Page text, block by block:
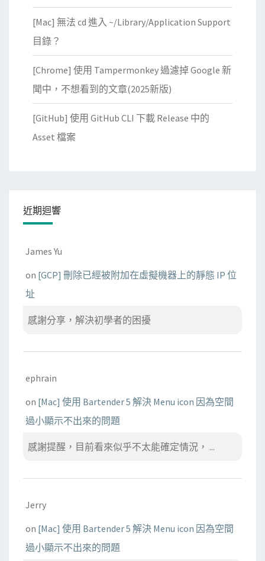
[Mac] 無法 cd 進入 ~/Library/Application Support
目錄？
[Chrome] 使用 Tampermonkey 過濾掉 Google 新
聞中，不想看到的文章(2025新版)
[GitHub] 使用 GitHub CLI 下載 Release 中的
Asset 檔案
近期迴響
James Yu
on [GCP] 刪除已經被附加在虛擬機器上的靜態 IP 位
址
感謝分享，解決初學者的困擾
ephrain
on [Mac] 使用 Bartender 5 解決 Menu icon 因為空間
過小顯示不出來的問題
感謝提醒，目前看來似乎不太能確定情況， ...
Jerry
on [Mac] 使用 Bartender 5 解決 Menu icon 因為空間
過小顯示不出來的問題